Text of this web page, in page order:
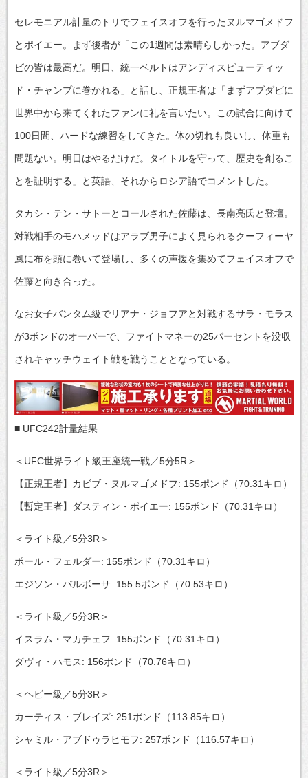
セレモニアル計量のトリでフェイスオフを行ったヌルマゴメドフ
とポイエー。まず後者が「この1週間は素晴らしかった。アブダ
ビの皆は最高だ。明日、統一ベルトはアンディスピューティッ
ド・チャンプに巻かれる」と話し、正規王者は「まずアブダビに
世界中から来てくれたファンに礼を言いたい。この試合に向けて
100日間、ハードな練習をしてきた。体の切れも良いし、体重も
問題ない。明日はやるだけだ。タイトルを守って、歴史を創るこ
とを証明する」と英語、それからロシア語でコメントした。
タカシ・テン・サトーとコールされた佐藤は、長南亮氏と登壇。
対戦相手のモハメッドはアラブ男子によく見られるクーフィーヤ
風に布を頭に巻いて登場し、多くの声援を集めてフェイスオフで
佐藤と向き合った。
なお女子バンタム級でリアナ・ジョフアと対戦するサラ・モラス
が3ポンドのオーバーで、ファイトマネーの25パーセントを没収
されキャッチウェイト戦を戦うこととなっている。
■ UFC242計量結果
＜UFC世界ライト級王座統一戦／5分5R＞
【正規王者】カビブ・ヌルマゴメドフ: 155ポンド（70.31キロ）
【暫定王者】ダスティン・ポイエー: 155ポンド（70.31キロ）
＜ライト級／5分3R＞
ポール・フェルダー: 155ポンド（70.31キロ）
エジソン・バルボーサ: 155.5ポンド（70.53キロ）
＜ライト級／5分3R＞
イスラム・マカチェフ: 155ポンド（70.31キロ）
ダヴィ・ハモス: 156ポンド（70.76キロ）
＜ヘビー級／5分3R＞
カーティス・ブレイズ: 251ポンド（113.85キロ）
シャミル・アブドゥラヒモフ: 257ポンド（116.57キロ）
＜ライト級／5分3R＞